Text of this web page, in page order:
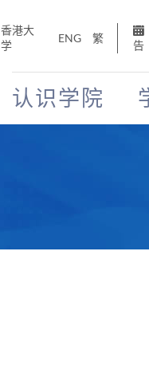
香港大
学
ENG 繁
告
认识学院